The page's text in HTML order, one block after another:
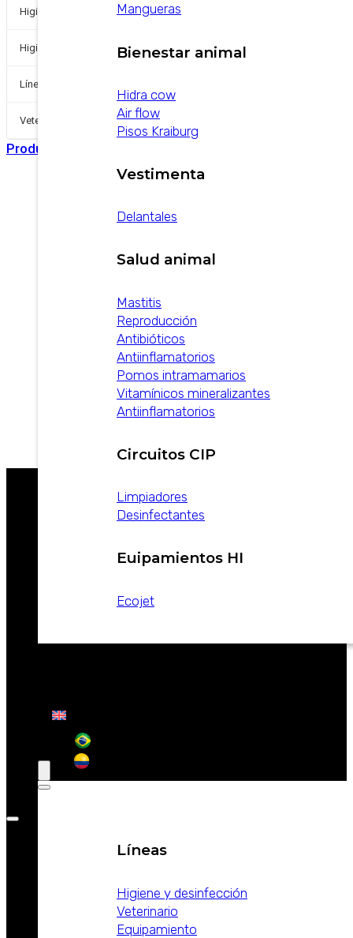
Mangueras
Bienestar animal
Hidra cow
Air flow
Pisos Kraiburg
Vestimenta
Delantales
Salud animal
Mastitis
Reproducción
Antibióticos
Antiinflamatorios
Pomos intramamarios
Vitamínicos mineralizantes
Antiinflamatorios
Circuitos CIP
Limpiadores
Desinfectantes
Euipamientos HI
Ecojet
Higiene Industrial
Higiene y Desinfección
Línea de pequeños
Veterinarios
Productos
Weikato 30 Kg Wedge Mount
WEIZUR EN
EL MUNDO
PRODUCTOS
Líneas
Higiene y desinfección
Veterinario
Equipamiento